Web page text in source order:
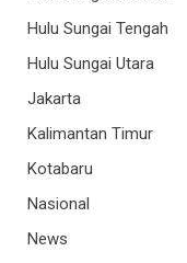
Hulu Sungai Tengah
Hulu Sungai Utara
Jakarta
Kalimantan Timur
Kotabaru
Nasional
News